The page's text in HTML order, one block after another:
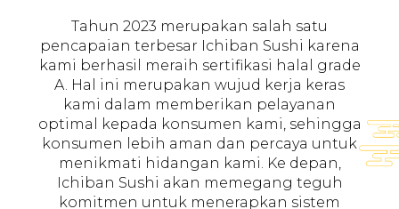
Tahun 2023 merupakan salah satu
pencapaian terbesar Ichiban Sushi karena
kami berhasil meraih sertifikasi halal grade
A. Hal ini merupakan wujud kerja keras
kami dalam memberikan pelayanan
optimal kepada konsumen kami, sehingga
konsumen lebih aman dan percaya untuk
menikmati hidangan kami. Ke depan,
Ichiban Sushi akan memegang teguh
komitmen untuk menerapkan sistem